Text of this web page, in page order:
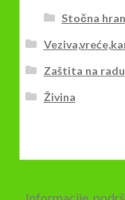
Stočna
Zaštita na radu
Živina